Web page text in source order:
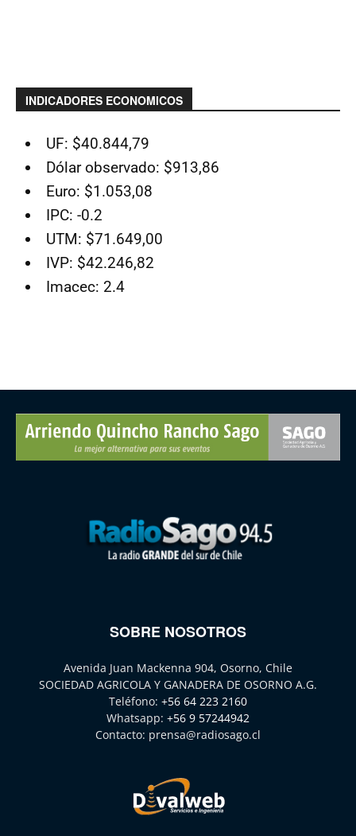
INDICADORES ECONOMICOS
UF: $40.844,79
Dólar observado: $913,86
Euro: $1.053,08
IPC: -0.2
UTM: $71.649,00
IVP: $42.246,82
Imacec: 2.4
SOBRE NOSOTROS
Avenida Juan Mackenna 904, Osorno, Chile
SOCIEDAD AGRICOLA Y GANADERA DE OSORNO A.G.
Teléfono: +56 64 223 2160
Whatsapp: +56 9 57244942
Contacto: prensa@radiosago.cl